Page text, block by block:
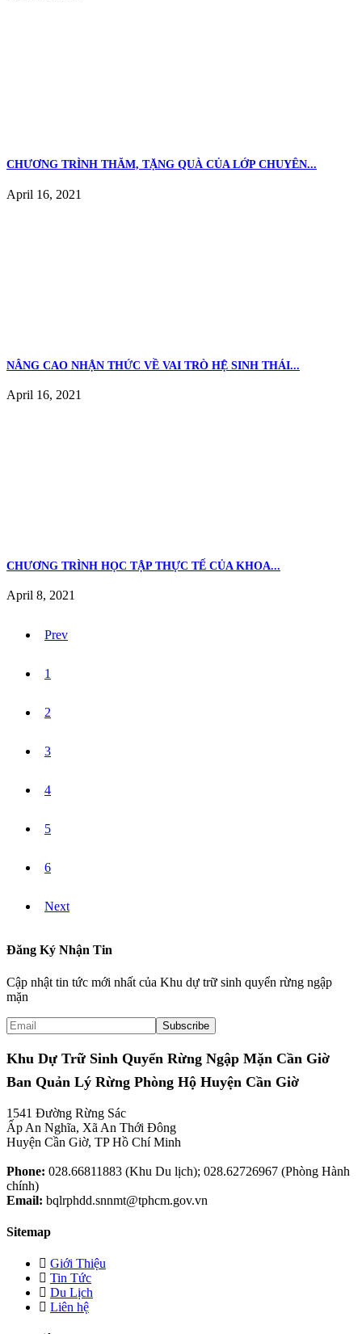
CHƯƠNG TRÌNH THĂM, TẶNG QUÀ CỦA LỚP CHUYÊN...
April 16, 2021
NÂNG CAO NHẬN THỨC VỀ VAI TRÒ HỆ SINH THÁI...
April 16, 2021
CHƯƠNG TRÌNH HỌC TẬP THỰC TẾ CỦA KHOA...
April 8, 2021
Prev
1
2
3
4
5
6
Next
Đăng Ký Nhận Tin
Cập nhật tin tức mới nhất của Khu dự trữ sinh quyển rừng ngập
mặn
Khu Dự Trữ Sinh Quyển Rừng Ngập Mặn Cần Giờ
Ban Quản Lý Rừng Phòng Hộ Huyện Cần Giờ
1541 Đường Rừng Sác
Ấp An Nghĩa, Xã An Thới Đông
Huyện Cần Giờ, TP Hồ Chí Minh
Phone: 028.66811883 (Khu Du lịch); 028.62726967 (Phòng Hành
chính)
Email: bqlrphdd.snnmt@tphcm.gov.vn
Sitemap
Giới Thiệu
Tin Tức
Du Lịch
Liên hệ